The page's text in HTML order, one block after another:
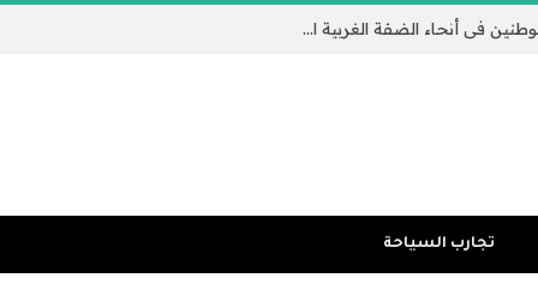
تكثيف الغارات الإسرائيلية وهجمات المستوطنين في أنحاء الضفة الغربية المحتلة | الضفة الغربية المحتلة
تجارب السياحة